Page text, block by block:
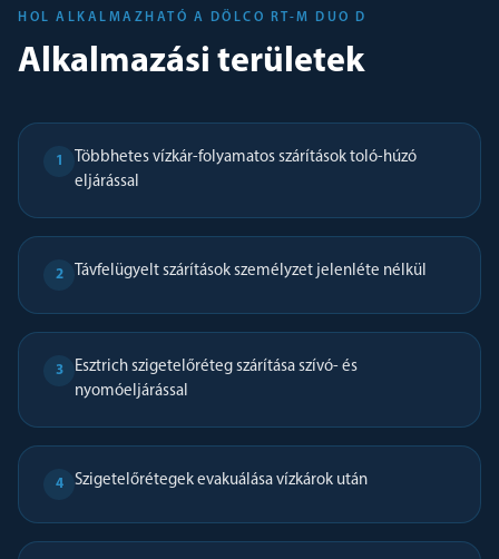
HOL ALKALMAZHATÓ A DÖLCO RT-M DUO D
Alkalmazási területek
1
Többhetes vízkár-folyamatos szárítások toló-húzó
eljárással
2 Távfelügyelt szárítások személyzet jelenléte nélkül
3
Esztrich szigetelőréteg szárítása szívó- és
nyomóeljárással
4 Szigetelőrétegek evakuálása vízkárok után